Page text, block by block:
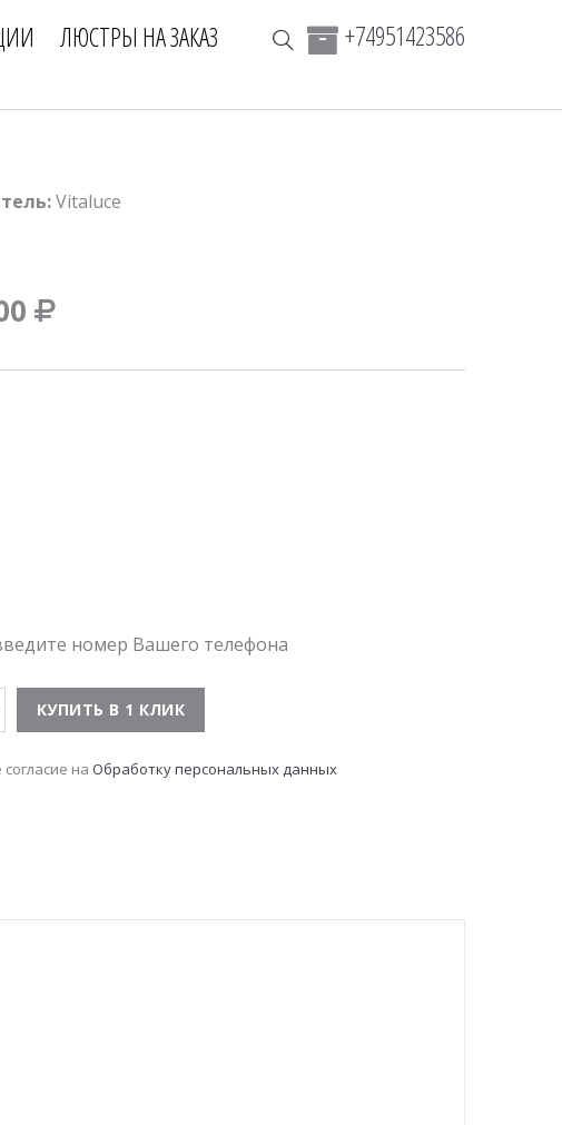
ЛЮСТРЫ НА ЗАКАЗ +74951423586
Vitaluce
номер Вашего телефона
на Обработку персональных данных